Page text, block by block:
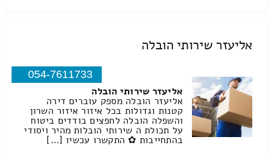
אליעזר שירותי הובלה
054-7611733
אליעזר שירותי הובלה
אליעזר הובלה מספק עוברים דירה
קטנות וגדולות בכל איזור איזור השרון
והשפלה הובלה לחפצים בודדים ביטוח
על תכולת ה שירותי הובלות מהיר ויסודי
בהתחייבות ✿ התקשרו עכשיו […]